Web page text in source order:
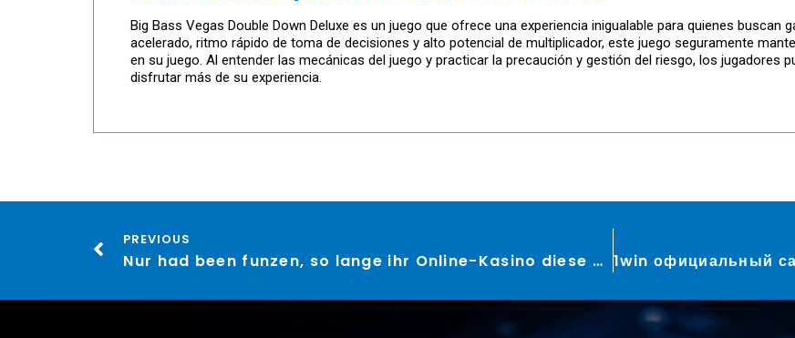
Big Bass Vegas Double Down Deluxe es un juego que ofrece una experiencia inigualable para quienes buscan
acelerado, ritmo rápido de toma de decisiones y alto potencial de multiplicador, este juego seguramente
en su juego. Al entender las mecánicas del juego y practicar la precaución y gestión del riesgo, los jugadores
disfrutar más de su experiencia.
PREVIOUS
Nur had been funzen, so lange ihr Online-Kasino diese Ausschuttung verweigert?